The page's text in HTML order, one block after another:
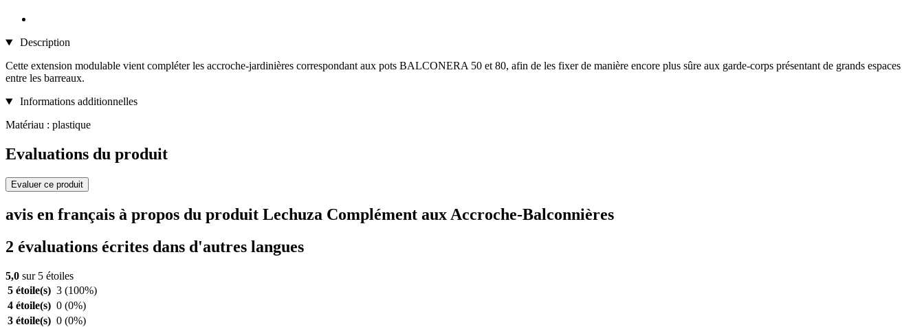
Description
Cette extension modulable vient compléter les accroche-jardinières correspondant aux pots BALCONERA 50 et 80, afin de les fixer de manière encore plus sûre aux garde-corps présentant de grands espaces
entre les barreaux.
Informations additionnelles
Matériau : plastique
Evaluations du produit
Evaluer ce produit
avis en français à propos du produit Lechuza Complément aux Accroche-Balconnières
2 évaluations écrites dans d'autres langues
5,0 sur 5 étoiles
5 étoile(s) 3 (100%)
4 étoile(s) 0 (0%)
3 étoile(s) 0 (0%)